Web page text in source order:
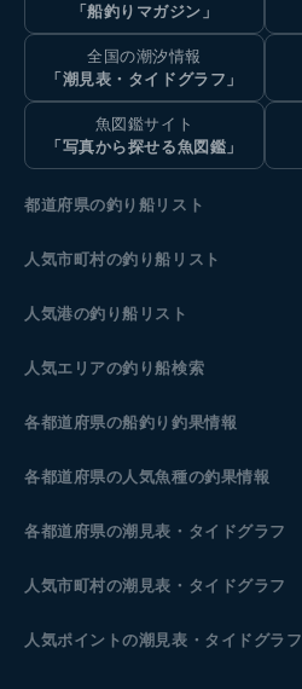
「船釣りマガジン」
全国の潮汐情報
「潮見表・タイドグラフ」
魚図鑑サイト
「写真から探せる魚図鑑」
都道府県の釣り船リスト
人気市町村の釣り船リスト
人気港の釣り船リスト
人気エリアの釣り船検索
各都道府県の船釣り釣果情報
各都道府県の人気魚種の釣果情報
各都道府県の潮見表 ・タイドグラフ
人気市町村の潮見表・タイドグラフ
人気ポイントの潮見表・タイドグラフ